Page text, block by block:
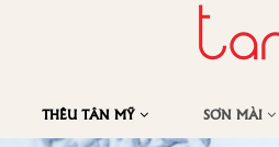
THÊU TÂN MỸ SƠN MÀI